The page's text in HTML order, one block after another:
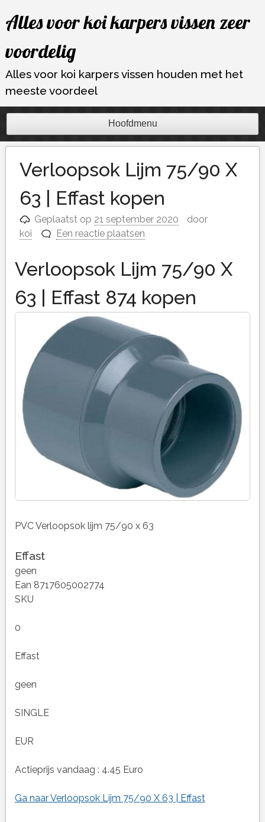
naar
inhoud
Alles voor koi karpers vissen zeer
voordelig
Alles voor koi karpers vissen houden met het
meeste voordeel
Hoofdmenu
Verloopsok Lijm 75/90 X
63 | Effast kopen
Geplaatst op 21 september 2020
door
koi
Een reactie plaatsen
Verloopsok Lijm 75/90 X
63 | Effast 874 kopen
PVC Verloopsok lijm 75/90 x 63
Effast
geen
Ean 8717605002774
SKU
0
Effast
geen
SINGLE
EUR
Actieprijs vandaag : 4.45 Euro
Ga naar Verloopsok Lijm 75/90 X 63 | Effast